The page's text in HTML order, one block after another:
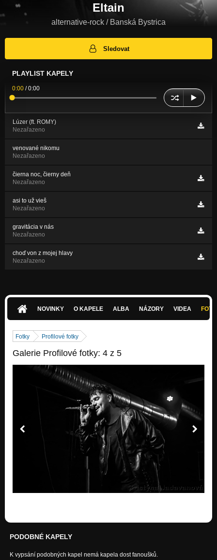
Eltain
alternative-rock / Banská Bystrica
Sledovat
PLAYLIST KAPELY
0:00 /0:00
Lúzer (ft. ROMY)
Nezařazeno
venované nikomu
Nezařazeno
čierna noc, čierny deň
Nezařazeno
asi to už vieš
Nezařazeno
gravitácia v nás
Nezařazeno
choď von z mojej hlavy
Nezařazeno
NOVINKY O KAPELE ALBA NÁZORY VIDEA
Fotky Profilové fotky
Galerie Profilové fotky: 4 z 5
PODOBNÉ KAPELY
K vypsání podobných kapel nemá kapela dost fanoušků.